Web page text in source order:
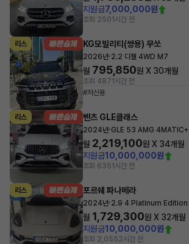
지원금7,000,000원
조회 2501시간 전
리스 KG모빌리티(쌍용) 무쏘
2026년·2.2 디젤 4WD M7
월 795,850원 X 30개월
조회 4871시간 전
#저신용
리스 벤츠 GLE클래스
2024년·GLE 53 AMG 4MATIC+
월 2,219,100원 X 34개월
지원금10,000,000원
조회 6351시간 전
리스 포르쉐 파나메라
2024년·2.9 4 Platinum Edition
월 1,729,300원 X 32개월
지원금10,000,000원
조회 2,0552시간 전